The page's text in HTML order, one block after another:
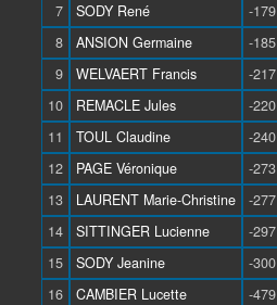
7
SODY René -179
8
ANSION Germaine -185
9
WELVAERT Francis -217
10
REMACLE Jules -220
11
TOUL Claudine -240
12
PAGE Véronique -273
13
LAURENT Marie-Christine -277
14
SITTINGER Lucienne -297
15
SODY Jeanine -300
16
CAMBIER Lucette -479